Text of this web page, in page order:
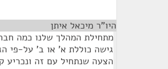
היו"ר מיכאל איתן
מתחילת המהלך שלנו כמה
גישה כוללת א' או ב' על-פי
הצעה שנתחיל עם זה ונכריע